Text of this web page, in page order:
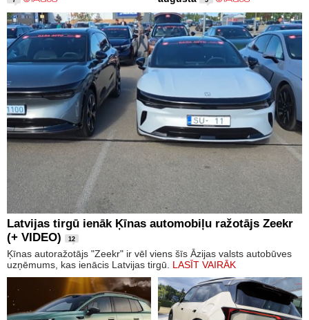
Latvijas tirgū ienāk Ķīnas automobiļu ražotājs Zeekr
(+ VIDEO)
12
Ķīnas autoražotājs "Zeekr" ir vēl viens šīs Āzijas valsts autobūves
uzņēmums, kas ienācis Latvijas tirgū. LASĪT VAIRĀK